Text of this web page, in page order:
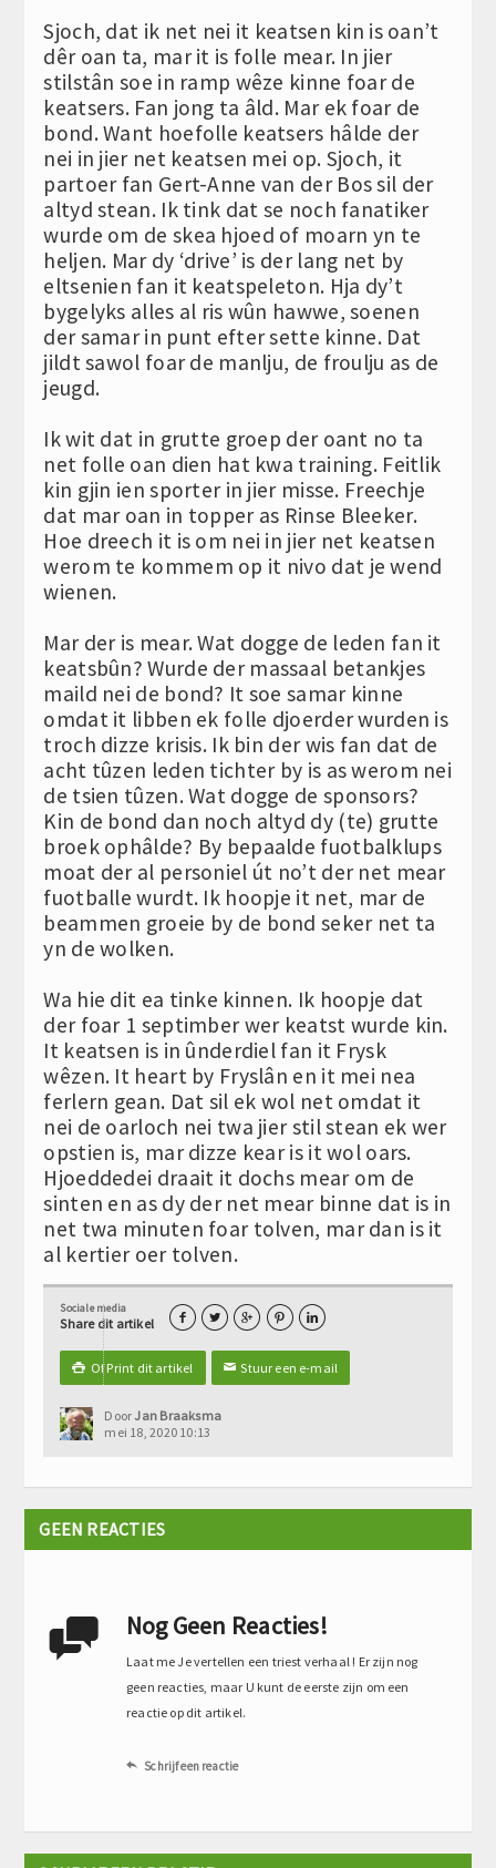
Sjoch, dat ik net nei it keatsen kin is oan’t
dêr oan ta, mar it is folle mear. In jier
stilstân soe in ramp wêze kinne foar de
keatsers. Fan jong ta âld. Mar ek foar de
bond. Want hoefolle keatsers hâlde der
nei in jier net keatsen mei op. Sjoch, it
partoer fan Gert-Anne van der Bos sil der
altyd stean. Ik tink dat se noch fanatiker
wurde om de skea hjoed of moarn yn te
heljen. Mar dy ‘drive’ is der lang net by
eltsenien fan it keatspeleton. Hja dy’t
bygelyks alles al ris wûn hawwe, soenen
der samar in punt efter sette kinne. Dat
jildt sawol foar de manlju, de froulju as de
jeugd.
Ik wit dat in grutte groep der oant no ta
net folle oan dien hat kwa training. Feitlik
kin gjin ien sporter in jier misse. Freechje
dat mar oan in topper as Rinse Bleeker.
Hoe dreech it is om nei in jier net keatsen
werom te kommem op it nivo dat je wend
wienen.
Mar der is mear. Wat dogge de leden fan it
keatsbûn? Wurde der massaal betankjes
maild nei de bond? It soe samar kinne
omdat it libben ek folle djoerder wurden is
troch dizze krisis. Ik bin der wis fan dat de
acht tûzen leden tichter by is as werom nei
de tsien tûzen. Wat dogge de sponsors?
Kin de bond dan noch altyd dy (te) grutte
broek ophâlde? By bepaalde fuotbalklups
moat der al personiel út no’t der net mear
fuotballe wurdt. Ik hoopje it net, mar de
beammen groeie by de bond seker net ta
yn de wolken.
Wa hie dit ea tinke kinnen. Ik hoopje dat
der foar 1 septimber wer keatst wurde kin.
It keatsen is in ûnderdiel fan it Frysk
wêzen. It heart by Fryslân en it mei nea
ferlern gean. Dat sil ek wol net omdat it
nei de oarloch nei twa jier stil stean ek wer
opstien is, mar dizze kear is it wol oars.
Hjoeddedei draait it dochs mear om de
sinten en as dy der net mear binne dat is in
net twa minuten foar tolven, mar dan is it
al kertier oer tolven.
Sociale media
Share dit artikel     
 Of Print dit artikel ✉Stuur een e-mail
DoorJan Braaksma
mei 18, 2020 10:13
GEEN REACTIES
 Nog Geen Reacties!
Laat me Je vertellen een triest verhaal ! Er zijn nog
geen reacties, maar U kunt de eerste zijn om een
reactie op dit artikel.
 Schrijf een reactie